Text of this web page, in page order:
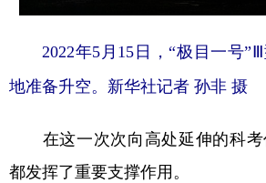
2022年5月15日，“极目一号”Ⅲ
地准备升空。新华社记者 孙非 摄
在这一次次向高处延伸的科考
都发挥了重要支撑作用。